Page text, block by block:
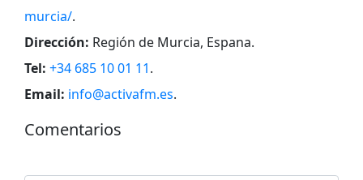
murcia/.
Dirección: Región de Murcia, Espana.
Tel: +34 685 10 01 11.
Email: info@activafm.es.
Comentarios